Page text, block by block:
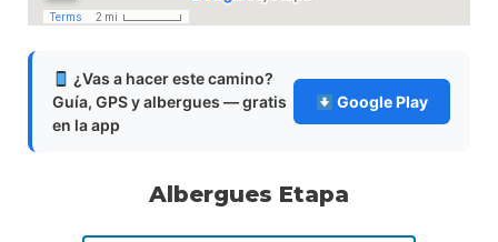
¿Vas a hacer este camino?
Guía, GPS y albergues — gratis
en la app
Google Play
Albergues Etapa